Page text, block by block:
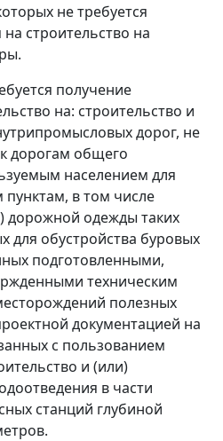
не требуется
строительство на
получение
на: строительство и
дорог, не
дорогам общего
населением для
в том числе
дорожной одежды таких
для обустройства буровых
подготовленными,
техническим
полезных
документацией на
с пользованием
и (или)
в части
станций глубиной